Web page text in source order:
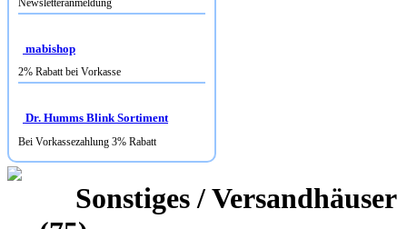
mabishop
Dr. Humms Blink Sortiment
Sonstiges / Versandhäuser
(75)
Shopverz.